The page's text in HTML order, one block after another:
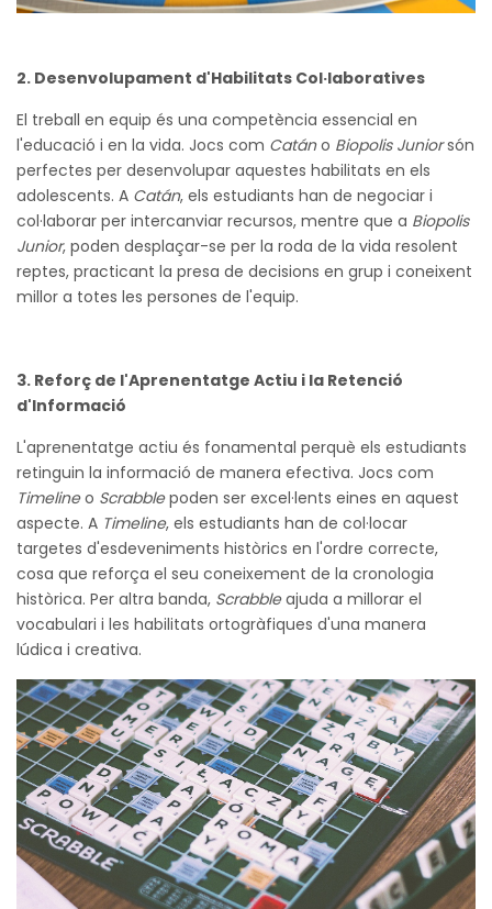
2. Desenvolupament d'Habilitats Col·laboratives
El treball en equip és una competència essencial en
l'educació i en la vida. Jocs com Catáno Biopolis Juniorsón
perfectes per desenvolupar aquestes habilitats en els
adolescents. A Catán, els estudiants han de negociar i
col·laborar per intercanviar recursos, mentre que a Biopolis
Junior, poden desplaçar-se per la roda de la vida resolent
reptes, practicant la presa de decisions en grup i coneixent
millor a totes les persones de l'equip.
3. Reforç de l'Aprenentatge Actiu i la Retenció
d'Informació
L'aprenentatge actiu és fonamental perquè els estudiants
retinguin la informació de manera efectiva. Jocs com
Timelineo Scrabblepoden ser excel·lents eines en aquest
aspecte. A Timeline, els estudiants han de col·locar
targetes d'esdeveniments històrics en l'ordre correcte,
cosa que reforça el seu coneixement de la cronologia
històrica. Per altra banda, Scrabbleajuda a millorar el
vocabulari i les habilitats ortogràfiques d'una manera
lúdica i creativa.